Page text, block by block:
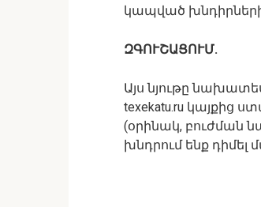
կապված
ԶԳՈՒՇԱՑՈՒՄ.
Այս նյութը
texekatu.ru կայքից
(օրինակ, բուժման
խնդրում ենք դիմել